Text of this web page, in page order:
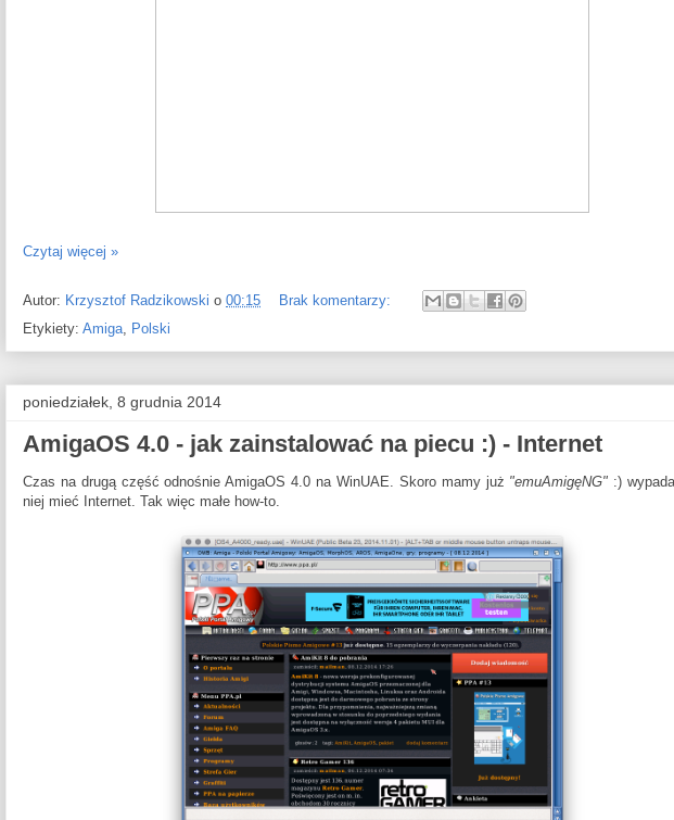
Czytaj więcej »
Autor: Krzysztof Radzikowski o 00:15
Brak komentarzy:
Etykiety: Amiga, Polski
poniedziałek, 8 grudnia 2014
AmigaOS 4.0 - jak zainstalować na piecu :) - Internet
Czas na drugą część odnośnie AmigaOS 4.0 na WinUAE. Skoro mamy już "emuAmigęNG" :)
niej mieć Internet. Tak więc małe how-to.